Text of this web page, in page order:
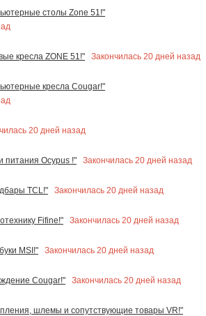
столы Zone 51!"
кресла ZONE 51!"
Закончилась 20 дней назад
кресла Cougar!"
20 дней назад
питания Ocypus !"
Закончилась 20 дней назад
TCL!"
Закончилась 20 дней назад
Fifine!"
Закончилась 20 дней назад
MSI!"
Закончилась 20 дней назад
Cougar!"
Закончилась 20 дней назад
шлемы и сопутствующие товары VR!"